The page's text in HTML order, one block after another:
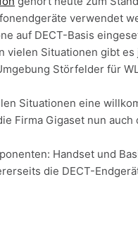
verwendet
auf DECT-Basis
Situationen gibt
Störfelder für
Situationen eine
Firma Gigaset nun
Handset und
die DECT-